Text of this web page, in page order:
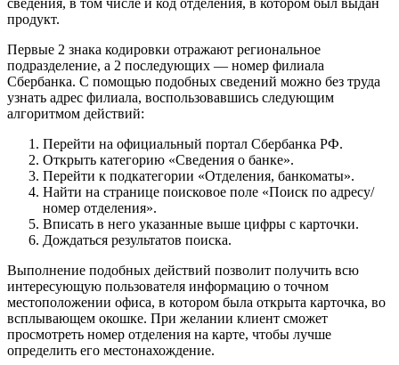
сведения, в том числе и код отделения, в котором был выдан
продукт.
Первые 2 знака кодировки отражают региональное
подразделение, а 2 последующих — номер филиала
Сбербанка. С помощью подобных сведений можно без труда
узнать адрес филиала, воспользовавшись следующим
алгоритмом действий:
Перейти на официальный портал Сбербанка РФ.
Открыть категорию «Сведения о банке».
Перейти к подкатегории «Отделения, банкоматы».
Найти на странице поисковое поле «Поиск по адресу/
номер отделения».
Вписать в него указанные выше цифры с карточки.
Дождаться результатов поиска.
Выполнение подобных действий позволит получить всю
интересующую пользователя информацию о точном
местоположении офиса, в котором была открыта карточка, во
всплывающем окошке. При желании клиент сможет
просмотреть номер отделения на карте, чтобы лучше
определить его местонахождение.